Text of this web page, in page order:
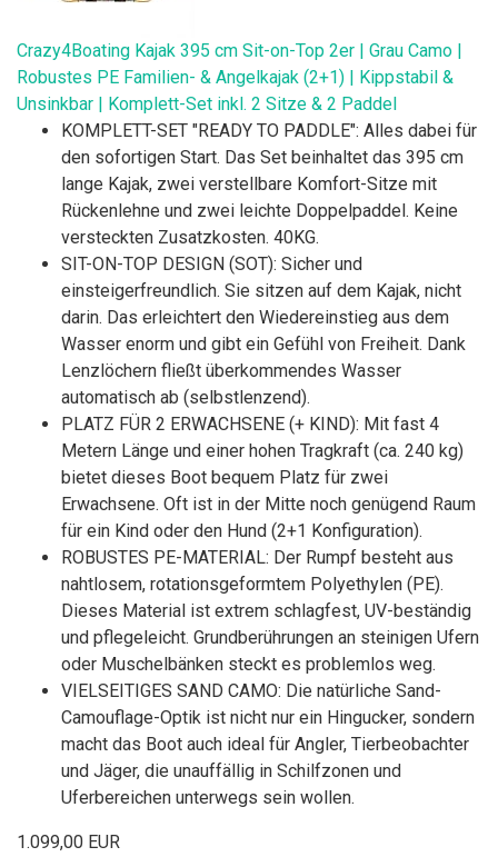
Crazy4Boating Kajak 395 cm Sit-on-Top 2er | Grau Camo |
Robustes PE Familien- & Angelkajak (2+1) | Kippstabil &
Unsinkbar | Komplett-Set inkl. 2 Sitze & 2 Paddel
KOMPLETT-SET "READY TO PADDLE": Alles dabei für
den sofortigen Start. Das Set beinhaltet das 395 cm
lange Kajak, zwei verstellbare Komfort-Sitze mit
Rückenlehne und zwei leichte Doppelpaddel. Keine
versteckten Zusatzkosten. 40KG.
SIT-ON-TOP DESIGN (SOT): Sicher und
einsteigerfreundlich. Sie sitzen auf dem Kajak, nicht
darin. Das erleichtert den Wiedereinstieg aus dem
Wasser enorm und gibt ein Gefühl von Freiheit. Dank
Lenzlöchern fließt überkommendes Wasser
automatisch ab (selbstlenzend).
PLATZ FÜR 2 ERWACHSENE (+ KIND): Mit fast 4
Metern Länge und einer hohen Tragkraft (ca. 240 kg)
bietet dieses Boot bequem Platz für zwei
Erwachsene. Oft ist in der Mitte noch genügend Raum
für ein Kind oder den Hund (2+1 Konfiguration).
ROBUSTES PE-MATERIAL: Der Rumpf besteht aus
nahtlosem, rotationsgeformtem Polyethylen (PE).
Dieses Material ist extrem schlagfest, UV-beständig
und pflegeleicht. Grundberührungen an steinigen Ufern
oder Muschelbänken steckt es problemlos weg.
VIELSEITIGES SAND CAMO: Die natürliche Sand-
Camouflage-Optik ist nicht nur ein Hingucker, sondern
macht das Boot auch ideal für Angler, Tierbeobachter
und Jäger, die unauffällig in Schilfzonen und
Uferbereichen unterwegs sein wollen.
1.099,00 EUR